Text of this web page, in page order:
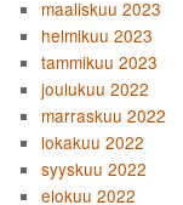
maaliskuu 2023
helmikuu 2023
tammikuu 2023
joulukuu 2022
marraskuu 2022
lokakuu 2022
syyskuu 2022
elokuu 2022